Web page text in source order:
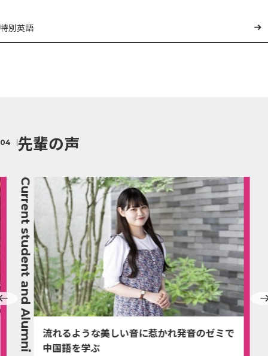
特別英語
先輩の声
Current student and Alumni
流れるような美しい音に惹かれ発音のゼミで
中国語を学ぶ